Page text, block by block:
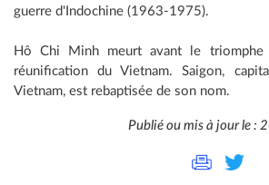
guerre d'Indochine (1963-1975).
Hô Chi Minh meurt avant le
réunification du Vietnam. Saigon,
Vietnam, est rebaptisée de son nom.
Publié ou mis à jour le